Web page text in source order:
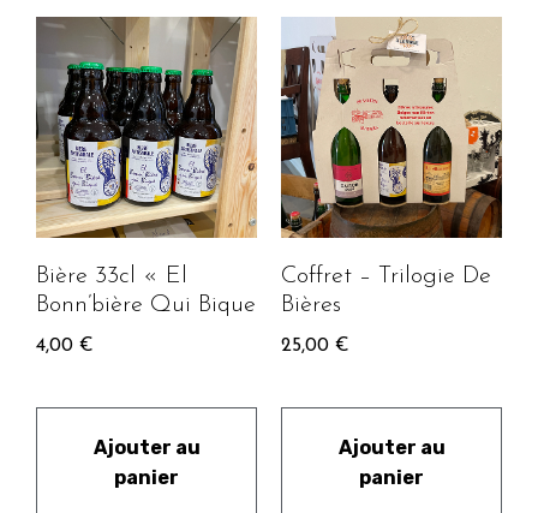
Bière 33cl « El
Bonn’bière Qui Bique
4,00 €
Ajouter au
panier
Coffret – Trilogie De
Bières
25,00 €
Ajouter au
panier